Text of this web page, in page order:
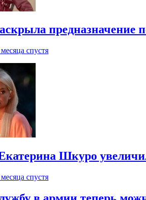
предназначение
спустя
Шкуро
спустя